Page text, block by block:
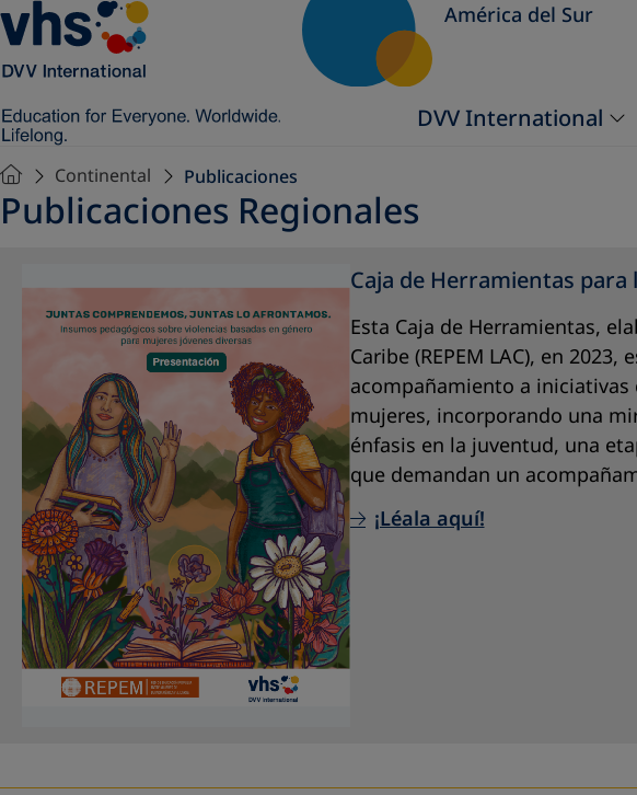
América del Sur
DVV International
Continental Publicaciones
Publicaciones Regionales
Caja de Herramientas
Esta Caja de Herramientas,
Caribe (REPEM LAC), en
acompañamiento a
mujeres, incorporando una
énfasis en la juventud, una
que demandan un
¡Léala aquí!